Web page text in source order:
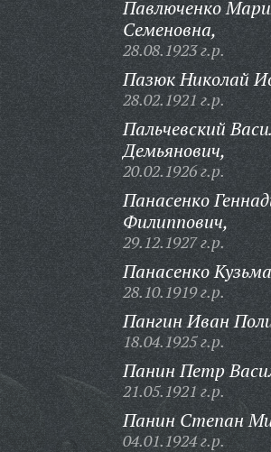
Павлюченко
Семеновна,
28.08.1923 г.р.
Пазюк Николай
28.02.1921 г.р.
Пальчевский
Демьянович,
20.02.1926 г.р.
Панасенко
Филиппович,
29.12.1927 г.р.
Панасенко
28.10.1919 г.р.
Пангин Иван
18.04.1925 г.р.
Панин Петр
21.05.1921 г.р.
Панин Степан
04.01.1924 г.р.